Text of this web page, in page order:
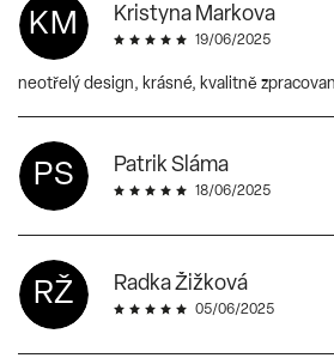
KM Kristyna Markova
19/06/2025
neotřelý design, krásné, kvalitně
PS Patrik Sláma
18/06/2025
RŽ Radka Žižková
05/06/2025